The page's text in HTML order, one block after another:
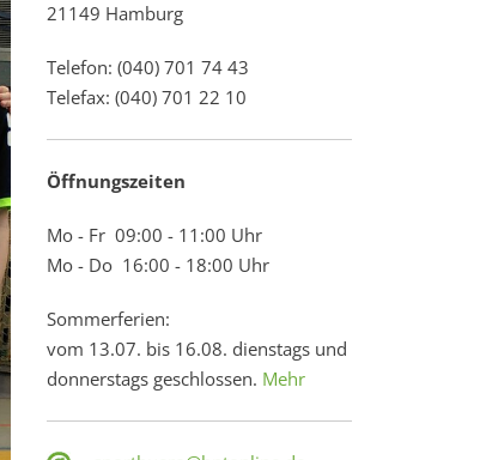
21149 Hamburg
Telefon: (040) 701 74 43
Telefax: (040) 701 22 10
Öffnungszeiten
Mo - Fr 09:00 - 11:00 Uhr
Mo - Do 16:00 - 18:00 Uhr
Sommerferien:
vom 13.07. bis 16.08. dienstags und
donnerstags geschlossen. Mehr